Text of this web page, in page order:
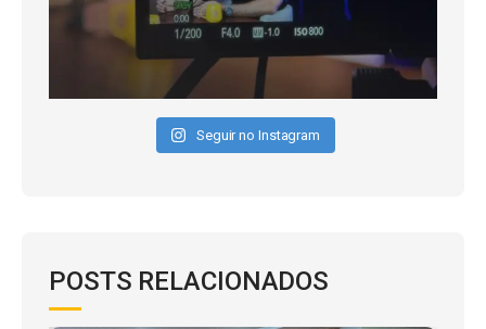
Seguir no Instagram
POSTS RELACIONADOS